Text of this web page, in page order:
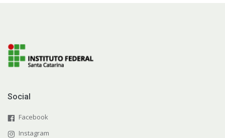
Social
Facebook
Instagram